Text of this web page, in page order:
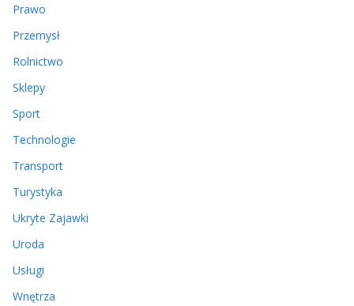
Prawo
Przemysł
Rolnictwo
Sklepy
Sport
Technologie
Transport
Turystyka
Ukryte Zajawki
Uroda
Usługi
Wnętrza